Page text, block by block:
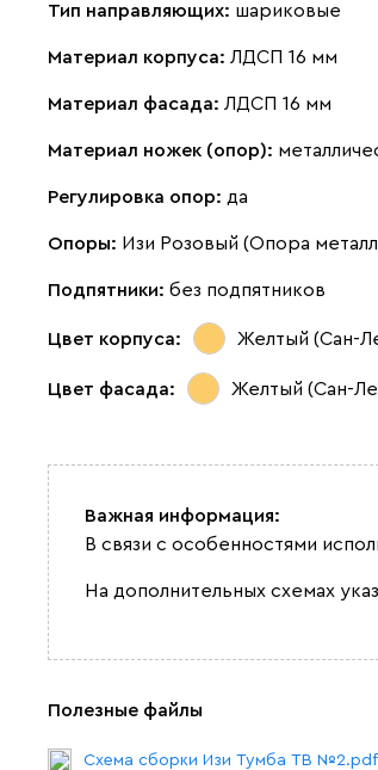
Тип направляющих: шариковые
Материал корпуса: ЛДСП 16 мм
Материал фасада: ЛДСП 16 мм
Материал ножек (опор):
Регулировка опор: да
Опоры: Изи Розовый (Опора
Подпятники: без подпятников
Цвет корпуса: Желтый (Сан-
Цвет фасада: Желтый (Сан-
Важная информация:
В связи с особенностями
На дополнительных схемах
Полезные файлы
Схема сборки Изи Тумба ТВ №2.pdf